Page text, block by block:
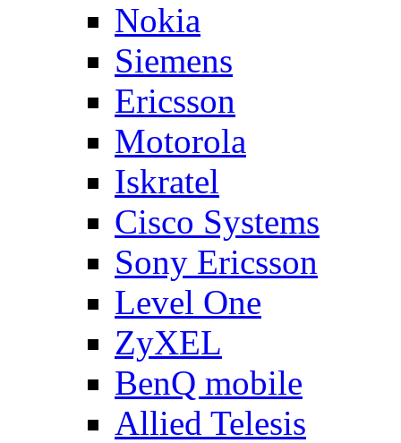
Nokia
Siemens
Ericsson
Motorola
Iskratel
Cisco Systems
Sony Ericsson
Level One
ZyXEL
BenQ mobile
Allied Telesis